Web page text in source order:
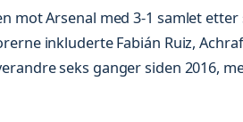
mot Arsenal med 3-1 samlet
inkluderte Fabián Ruiz,
seks ganger siden 2016,